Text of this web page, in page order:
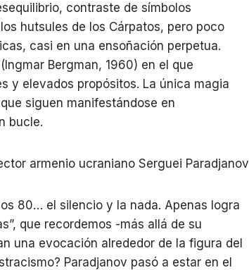
contraste de símbolos
hutsules de los Cárpatos, pero poco
casi en una ensoñación perpetua.
(Ingmar Bergman, 1960) en el que
y elevados propósitos. La única magia
siguen manifestándose en
bucle.
80… el silencio y la nada. Apenas logra
que recordemos -más allá de su
una evocación alrededor de la figura del
Paradjanov pasó a estar en el